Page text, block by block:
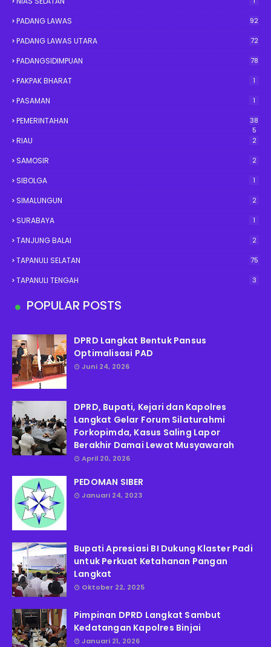
PADANG LAWAS 92
PADANG LAWAS UTARA 72
PADANGSIDIMPUAN 78
PAKPAK BHARAT 1
PASAMAN 1
PEMERINTAHAN
38
5
RIAU 2
SAMOSIR 2
SIBOLGA 1
SIMALUNGUN 2
SURABAYA 1
TANJUNG BALAI 2
TAPANULI SELATAN 75
TAPANULI TENGAH 3
POPULAR POSTS
DPRD Langkat Bentuk Pansus
Optimalisasi PAD
Juni 24, 2026
DPRD, Bupati, Kejari dan Kapolres
Langkat Gelar Forum Silaturahmi
Forkopimda, Kasus Saling Lapor
Berakhir Damai Lewat Musyawarah
April 20, 2026
PEDOMAN SIBER
Januari 24, 2023
Bupati Apresiasi BI Dukung Klaster Padi
untuk Perkuat Ketahanan Pangan
Langkat
Oktober 22, 2025
Pimpinan DPRD Langkat Sambut
Kedatangan Kapolres Binjai
Januari 21, 2026